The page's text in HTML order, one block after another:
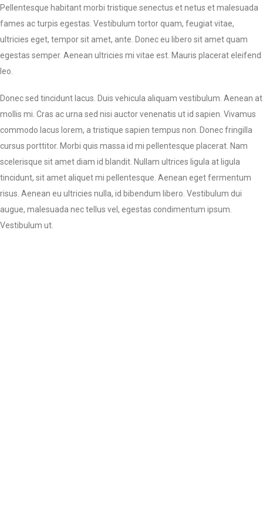
Pellentesque habitant morbi tristique senectus et netus et malesuada
fames ac turpis egestas. Vestibulum tortor quam, feugiat vitae,
ultricies eget, tempor sit amet, ante. Donec eu libero sit amet quam
egestas semper. Aenean ultricies mi vitae est. Mauris placerat eleifend
leo.
Donec sed tincidunt lacus. Duis vehicula aliquam vestibulum. Aenean at
mollis mi. Cras ac urna sed nisi auctor venenatis ut id sapien. Vivamus
commodo lacus lorem, a tristique sapien tempus non. Donec fringilla
cursus porttitor. Morbi quis massa id mi pellentesque placerat. Nam
scelerisque sit amet diam id blandit. Nullam ultrices ligula at ligula
tincidunt, sit amet aliquet mi pellentesque. Aenean eget fermentum
risus. Aenean eu ultricies nulla, id bibendum libero. Vestibulum dui
augue, malesuada nec tellus vel, egestas condimentum ipsum.
Vestibulum ut.